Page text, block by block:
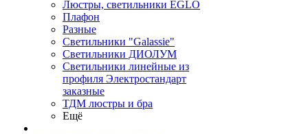
Люстры, светильники EGLO
Плафон
Разные
Светильники "Galassie"
Светильники ДИОЛУМ
Светильники линейные из
профиля Электростандарт
заказные
ТДМ люстры и бра
Ещё